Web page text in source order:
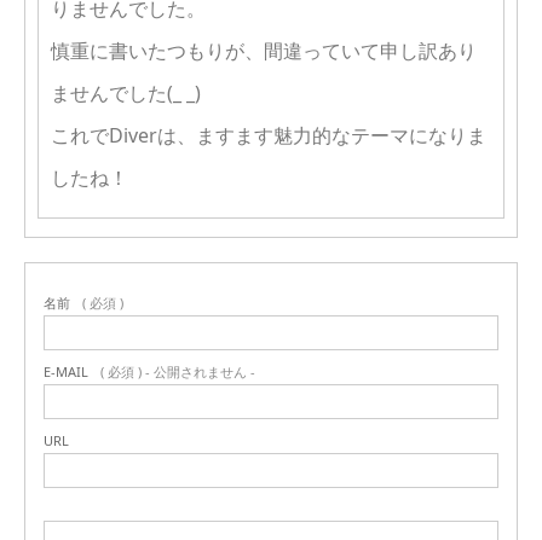
りませんでした。
慎重に書いたつもりが、間違っていて申し訳あり
ませんでした(_ _)
これでDiverは、ますます魅力的なテーマになりま
したね！
名前 ( 必須 )
E-MAIL ( 必須 ) - 公開されません -
URL